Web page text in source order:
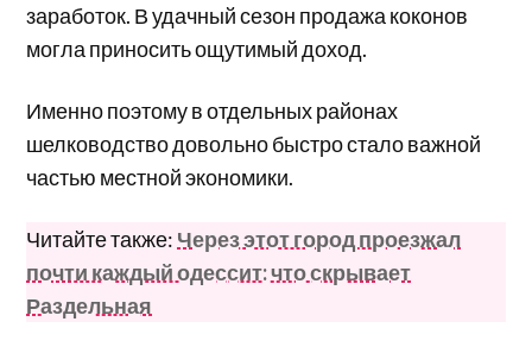
заработок. В удачный сезон продажа коконов
могла приносить ощутимый доход.
Именно поэтому в отдельных районах
шелководство довольно быстро стало важной
частью местной экономики.
Читайте также: Через этот город проезжал
почти каждый одессит: что скрывает
Раздельная